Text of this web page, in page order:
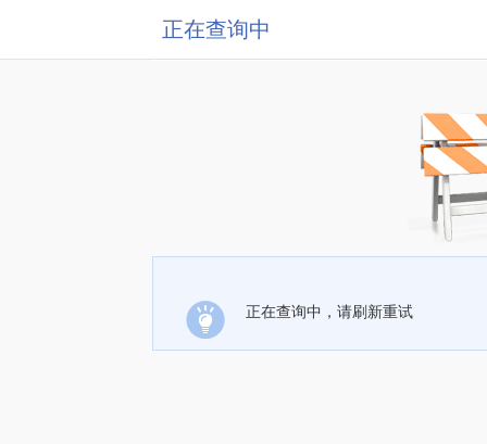
正在查询中
正在查询中，请刷新重试